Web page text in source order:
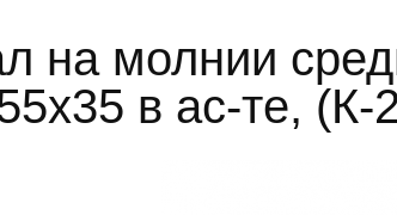
на молнии
в ас-те, (К-